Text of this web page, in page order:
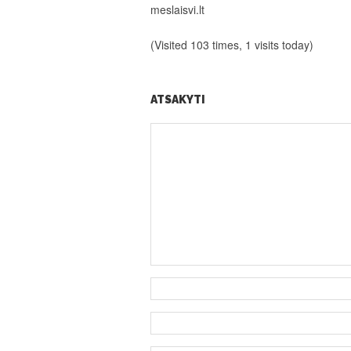
meslaisvi.lt
(Visited 103 times, 1 visits today)
ATSAKYTI